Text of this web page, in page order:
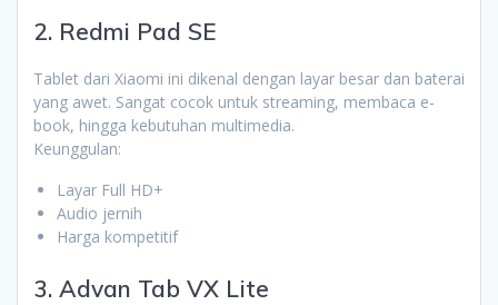
2. Redmi Pad SE
Tablet dari Xiaomi ini dikenal dengan layar besar dan baterai
yang awet. Sangat cocok untuk streaming, membaca e-
book, hingga kebutuhan multimedia.
Keunggulan:
Layar Full HD+
Audio jernih
Harga kompetitif
3. Advan Tab VX Lite